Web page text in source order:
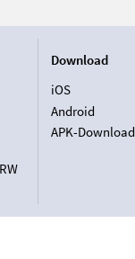
Download
iOS
Android
APK-Download